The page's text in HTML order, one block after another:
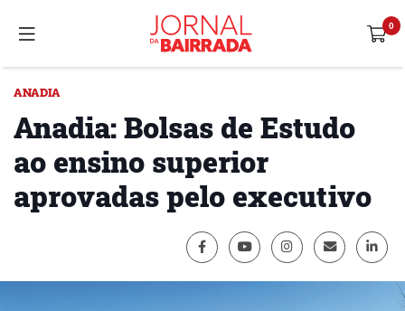
ANADIA
Anadia: Bolsas de Estudo
ao ensino superior
aprovadas pelo executivo